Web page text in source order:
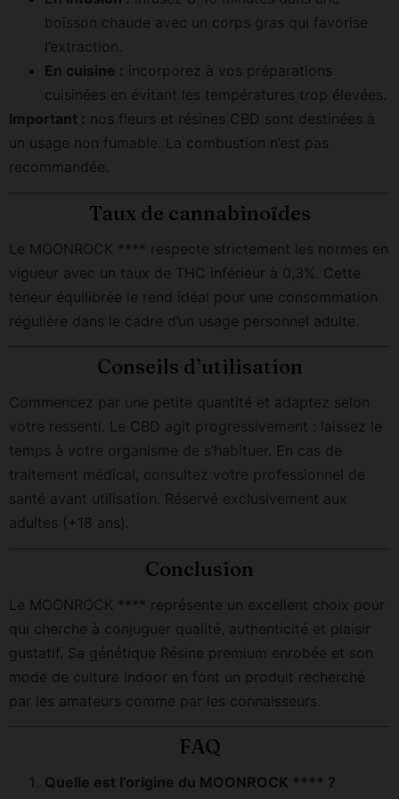
boisson chaude avec un corps gras qui favorise
l’extraction.
En cuisine : incorporez à vos préparations
cuisinées en évitant les températures trop élevées.
Important : nos fleurs et résines CBD sont destinées à
un usage non fumable. La combustion n’est pas
recommandée.
Taux de cannabinoïdes
Le MOONROCK **** respecte strictement les normes en
vigueur avec un taux de THC inférieur à 0,3%. Cette
teneur équilibrée le rend idéal pour une consommation
régulière dans le cadre d’un usage personnel adulte.
Conseils d’utilisation
Commencez par une petite quantité et adaptez selon
votre ressenti. Le CBD agit progressivement : laissez le
temps à votre organisme de s’habituer. En cas de
traitement médical, consultez votre professionnel de
santé avant utilisation. Réservé exclusivement aux
adultes (+18 ans).
Conclusion
Le MOONROCK **** représente un excellent choix pour
qui cherche à conjuguer qualité, authenticité et plaisir
gustatif. Sa génétique Résine premium enrobée et son
mode de culture Indoor en font un produit recherché
par les amateurs comme par les connaisseurs.
FAQ
Quelle est l’origine du MOONROCK **** ?